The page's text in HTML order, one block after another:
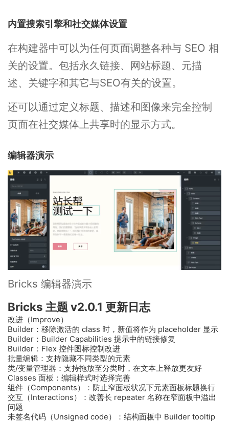
内置搜索引擎和社交媒体设置
在构建器中可以为任何页面调整各种与 SEO 相
关的设置。包括永久链接、网站标题、元描
述、关键字和其它与SEO有关的设置。
还可以通过定义标题、描述和图像来完全控制
页面在社交媒体上共享时的显示方式。
编辑器演示
Bricks 编辑器演示
Bricks 主题 v2.0.1 更新日志
改进（Improve）
Builder：移除激活的 class 时，新值将作为 placeholder 显示
Builder：Builder Capabilities 提示中的链接修复
Builder：Flex 控件图标控制改进
批量编辑：支持隐藏不同类型的元素
类/变量管理器：支持拖放至分类时，在文本上释放更友好
Classes 面板：编辑样式时选择完善
组件（Components）：防止窄面板状况下元素面板标题换行
交互（Interactions）：改善长 repeater 名称在窄面板中溢出
问题
未签名代码（Unsigned code）：结构面板中 Builder tooltip